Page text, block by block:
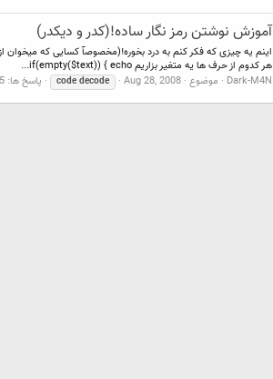
آموزش نوشتن رمز نگار ساده!(کدر و دیکدر)
هر کدوم از حرف ها یه متغیر بزاریم if(empty($text)) { echo...
Dark-M4N
موضوع Aug 28, 2008
code decode پاسخ ها: 5